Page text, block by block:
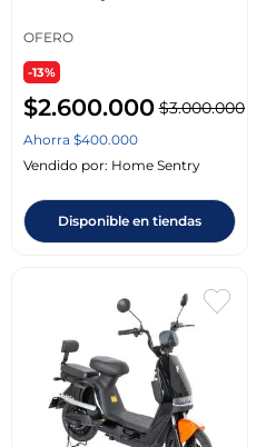
OFERO
-13%
$2.600.000 $3.000.000
Ahorra $400.000
Vendido por: Home Sentry
Disponible en tiendas